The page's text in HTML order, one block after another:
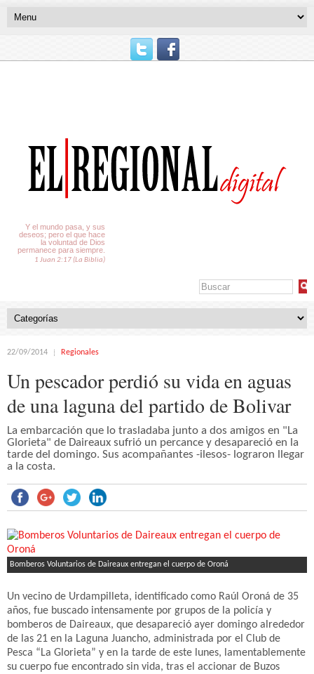
Y el mundo pasa, y sus
deseos; pero el que hace
la voluntad de Dios
permanece para siempre.
1 Juan 2:17 (La Biblia)
22/09/2014 Regionales
Un pescador perdió su vida en aguas
de una laguna del partido de Bolivar
La embarcación que lo trasladaba junto a dos amigos en "La
Glorieta" de Daireaux sufrió un percance y desapareció en la
tarde del domingo. Sus acompañantes -ilesos- lograron llegar
a la costa.
Bomberos Voluntarios de Daireaux entregan el cuerpo de Oroná
Un vecino de Urdampilleta, identificado como Raúl Oroná de 35
años, fue buscado intensamente por grupos de la policía y
bomberos de Daireaux, que desapareció ayer domingo alrededor
de las 21 en la Laguna Juancho, administrada por el Club de
Pesca “La Glorieta” y en la tarde de este lunes, lamentablemente
su cuerpo fue encontrado sin vida, tras el accionar de Buzos